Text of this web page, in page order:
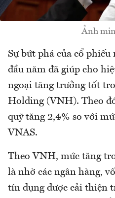
Ảnh
Sự bứt phá của cổ
đầu năm đã giúp cho
ngoại tăng trưởng tốt
Holding (VNH). Theo
quỹ tăng 2,4% so với
VNAS.
Theo VNH, mức tăng
là nhờ các ngân hàng,
tín dụng được cải thiện